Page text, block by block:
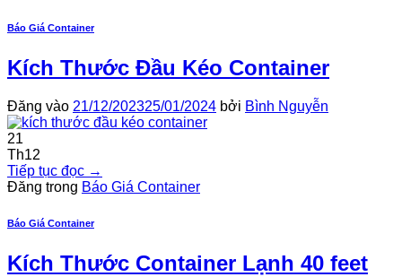
Báo Giá Container
Kích Thước Đầu Kéo Container
Đăng vào 21/12/202325/01/2024 bởi Bình Nguyễn
21
Th12
Tiếp tục đọc →
Đăng trong Báo Giá Container
Báo Giá Container
Kích Thước Container Lạnh 40 feet